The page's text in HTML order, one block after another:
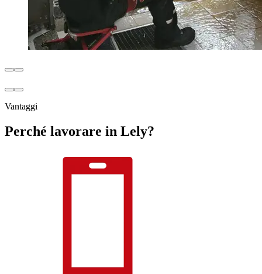
Vantaggi
Perché lavorare in Lely?